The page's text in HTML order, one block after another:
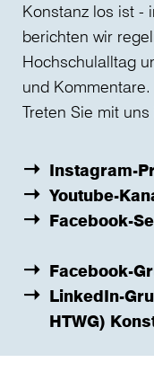
Konstanz los ist -
berichten wir
Hochschulalltag
und Kommentare.
Treten Sie mit
Instagram-
Youtube-
Facebook-
Facebook-
LinkedIn-
HTWG)